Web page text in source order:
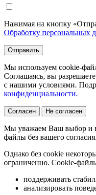
Нажимая на кнопку
Обработку персональных
Отправить
Мы используем cookie-
Соглашаясь, вы
с нашими условиями.
конфиденциальности.
Согласен Не согласен
Мы уважаем Ваш выбор и
файлы без вашего согласия.
Однако без cookie
ограниченно. Cookie-
поддерживать
анализировать